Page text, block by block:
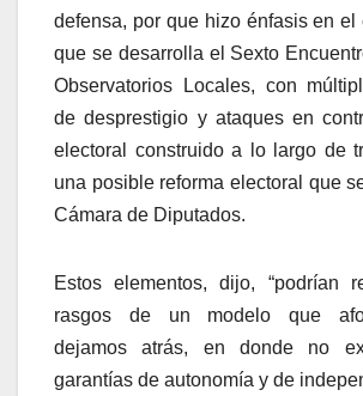
defensa, por que hizo énfasis en el
que se desarrolla el Sexto
Observatorios Locales, con
de desprestigio y ataques en
electoral construido a lo largo de
una posible reforma electoral que
Cámara de Diputados.
Estos elementos, dijo, “podrían
rasgos de un modelo que
dejamos atrás, en donde no
garantías de autonomía y de